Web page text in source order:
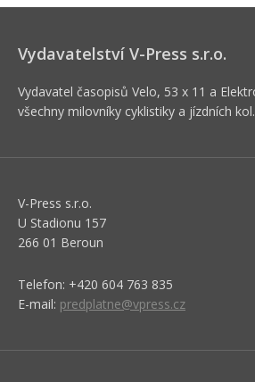
Vydavatelství V-Press s.r.o.
Vydavatel časopisů Velo, 53 x 11 a
všechny milovníky cyklistiky a jízdních kol.
V-Press s.r.o.
U Stadionu 157
266 01 Beroun
Telefon: +420 604 763 835
E-mail: predplatne@vpress.cz